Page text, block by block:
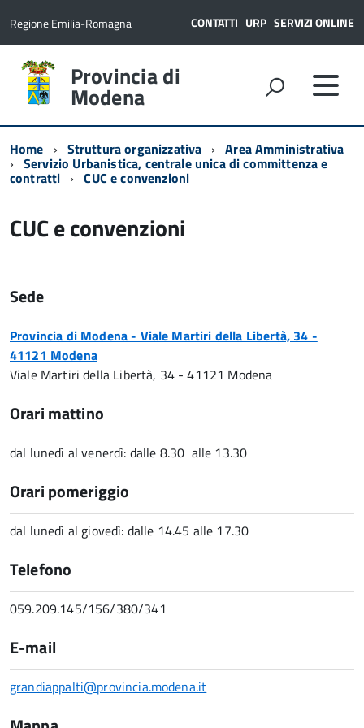
Regione Emilia-Romagna CONTATTI URP SERVIZI ONLINE
Provincia di
Modena
Home Struttura organizzativa Area Amministrativa
Servizio Urbanistica, centrale unica di committenza e
contratti CUC e convenzioni
CUC e convenzioni
Sede
Provincia di Modena - Viale Martiri della Libertà, 34 -
41121 Modena
Viale Martiri della Libertà, 34 - 41121 Modena
Orari mattino
dal lunedì al venerdì: dalle 8.30 alle 13.30
Orari pomeriggio
dal lunedì al giovedì: dalle 14.45 alle 17.30
Telefono
059.209.145/156/380/341
E-mail
grandiappalti@provincia.modena.it